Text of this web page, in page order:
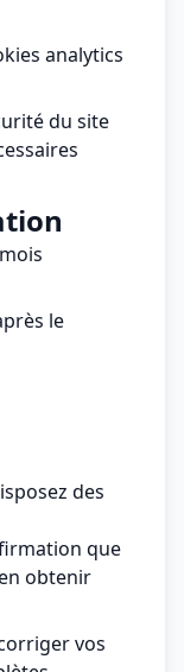
analytics
du site
le
des
que
obtenir
vos